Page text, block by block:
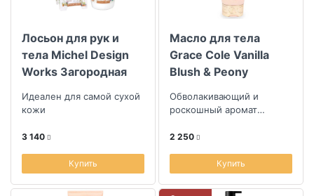
Лосьон для рук и
тела Michel Design
Works Загородная
Идеален для самой сухой
кожи
3 140
Купить
Масло для тела
Grace Cole Vanilla
Blush & Peony
Обволакивающий и
роскошный аромат
пралине
2 250
Купить